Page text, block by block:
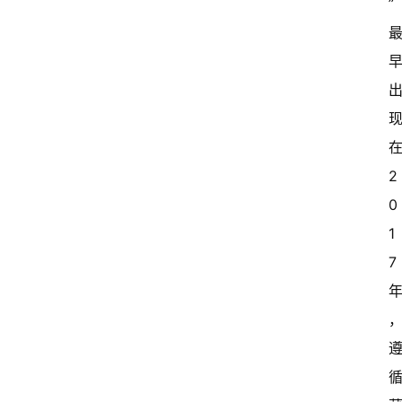
”
2
0
1
7